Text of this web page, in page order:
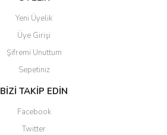
Yeni Üyelik
Üye Girişi
Şifremi Unuttum
Sepetiniz
BİZİ TAKİP EDİN
Facebook
Twitter